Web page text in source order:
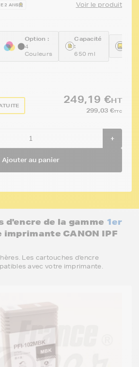
2 ANS Voir le produit
Option :
4
Couleurs
Capacité
:
650 ml
249,19 €HT
299,03 €TTC
+
Ajouter au panier
d'encre de la gamme 1er
imprimante CANON IPF
Les cartouches d'encre
avec votre imprimante.